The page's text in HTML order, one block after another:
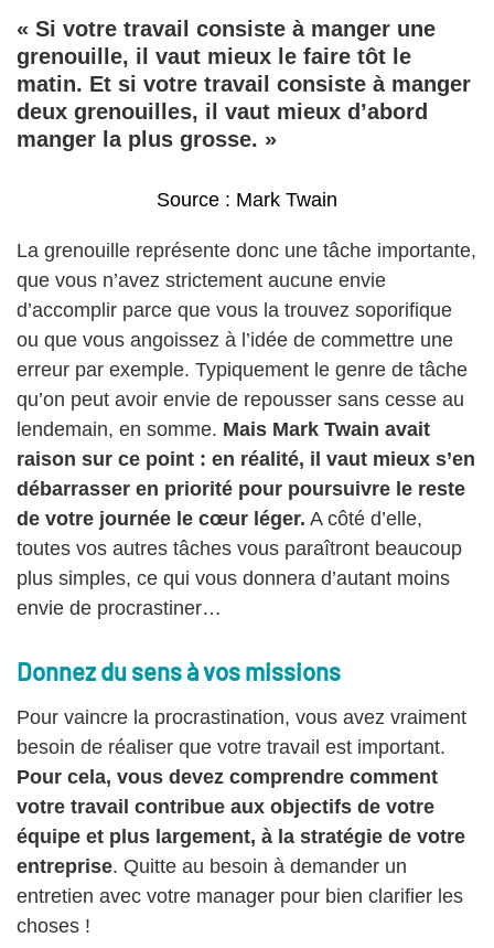
« Si votre travail consiste à manger une
grenouille, il vaut mieux le faire tôt le
matin. Et si votre travail consiste à manger
deux grenouilles, il vaut mieux d’abord
manger la plus grosse. »
Source : Mark Twain
La grenouille représente donc une tâche importante,
que vous n’avez strictement aucune envie
d’accomplir parce que vous la trouvez soporifique
ou que vous angoissez à l’idée de commettre une
erreur par exemple. Typiquement le genre de tâche
qu’on peut avoir envie de repousser sans cesse au
lendemain, en somme. Mais Mark Twain avait
raison sur ce point : en réalité, il vaut mieux s’en
débarrasser en priorité pour poursuivre le reste
de votre journée le cœur léger. A côté d’elle,
toutes vos autres tâches vous paraîtront beaucoup
plus simples, ce qui vous donnera d’autant moins
envie de procrastiner…
Donnez du sens à vos missions
Pour vaincre la procrastination, vous avez vraiment
besoin de réaliser que votre travail est important.
Pour cela, vous devez comprendre comment
votre travail contribue aux objectifs de votre
équipe et plus largement, à la stratégie de votre
entreprise. Quitte au besoin à demander un
entretien avec votre manager pour bien clarifier les
choses !